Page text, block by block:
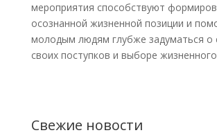
мероприятия способствуют
осознанной жизненной позиции и
молодым людям глубже задуматься о
своих поступков и выборе
Свежие новости